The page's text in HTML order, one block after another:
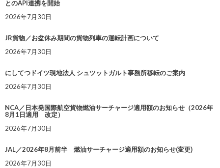
とのAPI連携を開始
2026年7月30日
JR貨物／お盆休み期間の貨物列車の運転計画について
2026年7月30日
にしてつドイツ現地法人 シュツットガルト事務所移転のご案内
2026年7月30日
NCA／日本発国際航空貨物燃油サーチャージ適用額のお知らせ（2026年
8月1日適用 改定）
2026年7月30日
JAL／2026年8月前半 燃油サーチャージ適用額のお知らせ(変更)
2026年7月30日